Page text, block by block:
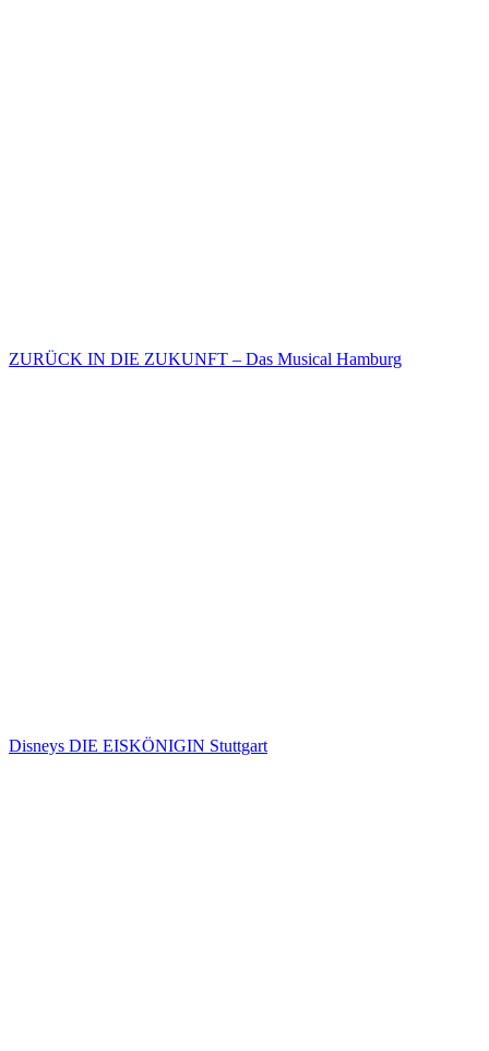
ZURÜCK IN DIE ZUKUNFT – Das Musical Hamburg
Disneys DIE EISKÖNIGIN Stuttgart